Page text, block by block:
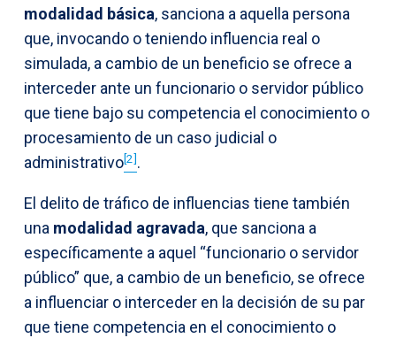
modalidad básica, sanciona a aquella persona
que, invocando o teniendo influencia real o
simulada, a cambio de un beneficio se ofrece a
interceder ante un funcionario o servidor público
que tiene bajo su competencia el conocimiento o
procesamiento de un caso judicial o
administrativo[2].
El delito de tráfico de influencias tiene también
una modalidad agravada, que sanciona a
específicamente a aquel “funcionario o servidor
público” que, a cambio de un beneficio, se ofrece
a influenciar o interceder en la decisión de su par
que tiene competencia en el conocimiento o